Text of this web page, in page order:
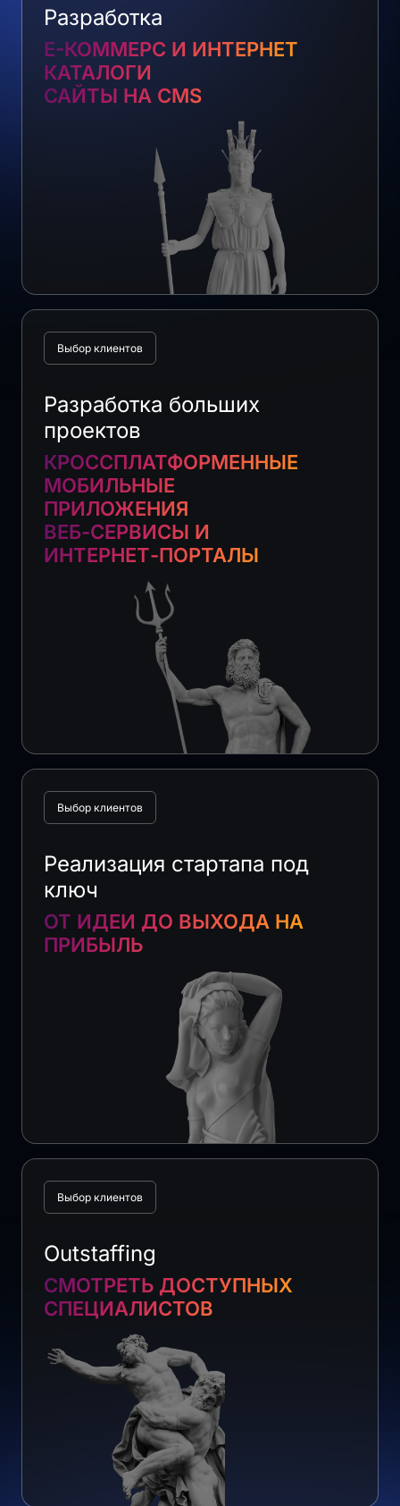
Разработка
E-КОММЕРС И ИНТЕРНЕТ
КАТАЛОГИ
САЙТЫ НА CMS
Выбор клиентов
Разработка больших
проектов
КРОССПЛАТФОРМЕННЫЕ
МОБИЛЬНЫЕ
ПРИЛОЖЕНИЯ
ВЕБ-СЕРВИСЫ И
ИНТЕРНЕТ-ПОРТАЛЫ
Выбор клиентов
Реализация стартапа под
ключ
ОТ ИДЕИ ДО ВЫХОДА НА
ПРИБЫЛЬ
Выбор клиентов
Outstaffing
СМОТРЕТЬ ДОСТУПНЫХ
СПЕЦИАЛИСТОВ